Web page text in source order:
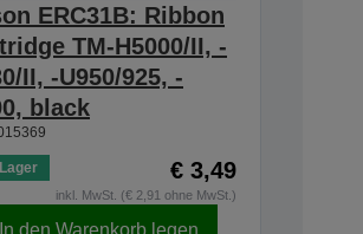
ERC31B: Ribbon
TM-H5000/II, -
II, -U950/925, -
black
€ 3,49
inkl. MwSt. (€ 2,91 ohne MwSt.)